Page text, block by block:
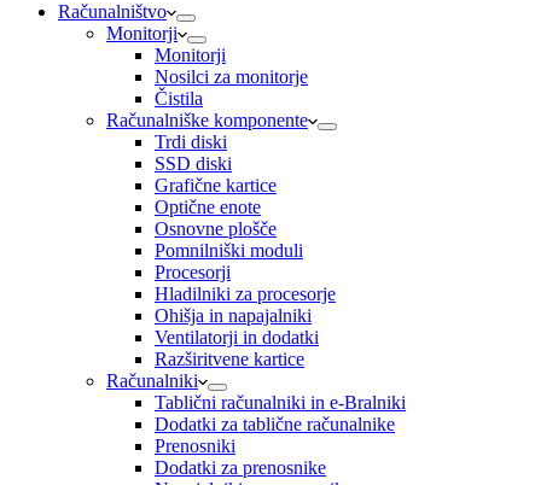
Računalništvo
Monitorji
Monitorji
Nosilci za monitorje
Čistila
Računalniške komponente
Trdi diski
SSD diski
Grafične kartice
Optične enote
Osnovne plošče
Pomnilniški moduli
Procesorji
Hladilniki za procesorje
Ohišja in napajalniki
Ventilatorji in dodatki
Razširitvene kartice
Računalniki
Tablični računalniki in e-Bralniki
Dodatki za tablične računalnike
Prenosniki
Dodatki za prenosnike